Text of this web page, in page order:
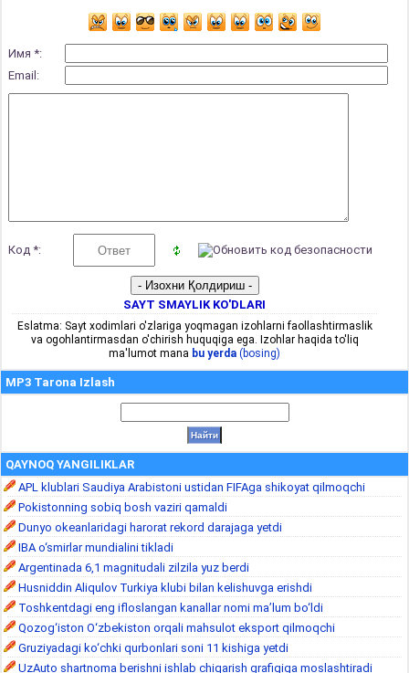
Имя *:
Email:
Код *:
SAYT SMAYLIK KO'DLARI
Eslatma: Sayt xodimlari o'zlariga yoqmagan izohlarni faollashtirmaslik
va ogohlantirmasdan o'chirish huquqiga ega. Izohlar haqida to'liq
ma'lumot mana bu yerda (bosing)
MP3 Tarona Izlash
QAYNOQ YANGILIKLAR
APL klublari Saudiya Arabistoni ustidan FIFAga shikoyat qilmoqchi
Pokistonning sobiq bosh vaziri qamaldi
Dunyo okeanlaridagi harorat rekord darajaga yetdi
IBA o‘smirlar mundialini tikladi
Argentinada 6,1 magnitudali zilzila yuz berdi
Husniddin Aliqulov Turkiya klubi bilan kelishuvga erishdi
Toshkentdagi eng ifloslangan kanallar nomi ma’lum bo‘ldi
Qozog‘iston O‘zbekiston orqali mahsulot eksport qilmoqchi
Gruziyadagi ko‘chki qurbonlari soni 11 kishiga yetdi
UzAuto shartnoma berishni ishlab chiqarish grafigiga moslashtiradi